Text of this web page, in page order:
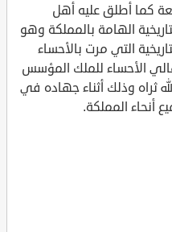
كما أطلق عليه أهل
الهامة بالمملكة وهو
التي مرت بالأحساء
الأحساء للملك المؤسس
ثراه وذلك أثناء جهاده في
المملكة.